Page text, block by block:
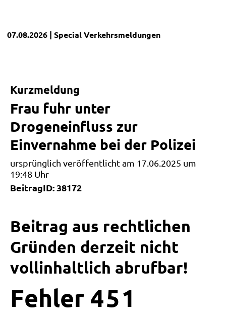
07.08.2026 | SpecialVerkehrsmeldungen
Kurzmeldung
Frau fuhr unter
Drogeneinfluss zur
Einvernahme bei der Polizei
ursprünglich veröffentlicht am 17.06.2025 um
19:48 Uhr
BeitragID: 38172
Beitrag aus rechtlichen
Gründen derzeit nicht
vollinhaltlich abrufbar!
Fehler 4 5 1